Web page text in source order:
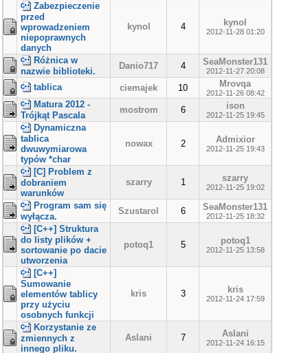
Zabezpieczenie
przed
wprowadzeniem
niepoprawnych
danych
kynol 4 kynol
2012-11-28 01:20
Różnica w
nazwie biblioteki.
Danio717 4 SeaMonster131
2012-11-27 20:08
tablica ciemajek 10 Mrovqa
2012-11-26 08:42
Matura 2012 -
Trójkąt Pascala
mostrom 6 ison
2012-11-25 19:45
Dynamiczna
tablica
dwuwymiarowa
typów *char
nowax 2 Admixior
2012-11-25 19:43
[C] Problem z
dobraniem
warunków
szarry 1 szarry
2012-11-25 19:02
Program sam się
wyłącza.
Szustarol 6 SeaMonster131
2012-11-25 18:32
[C++] Struktura
do listy plików +
sortowanie po dacie
utworzenia
potoq1 5 potoq1
2012-11-25 13:58
[C++]
Sumowanie
elementów tablicy
przy użyciu
osobnych funkcji
kris 3 kris
2012-11-24 17:59
Korzystanie ze
zmiennych z
innego pliku.
Aslani 7 Aslani
2012-11-24 16:15